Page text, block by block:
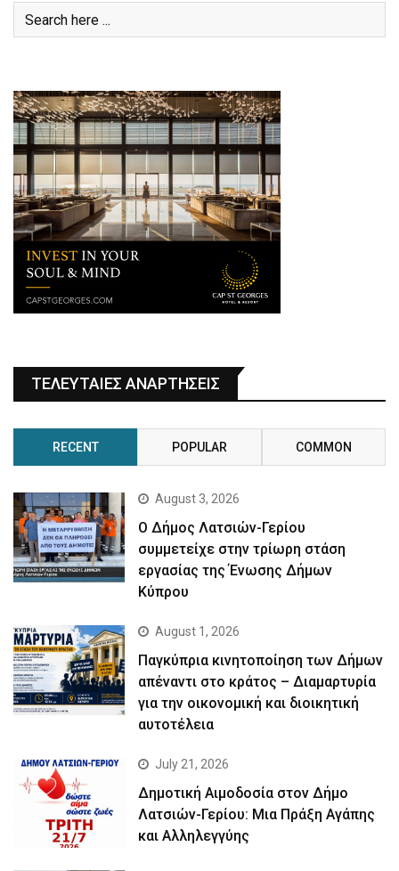
ΤΕΛΕΥΤΑΙΕΣ ΑΝΑΡΤΗΣΕΙΣ
RECENT POPULAR COMMON
August 3, 2026
Ο Δήμος Λατσιών-Γερίου
συμμετείχε στην τρίωρη στάση
εργασίας της Ένωσης Δήμων
Κύπρου
August 1, 2026
Παγκύπρια κινητοποίηση των Δήμων
απέναντι στο κράτος – Διαμαρτυρία
για την οικονομική και διοικητική
αυτοτέλεια
July 21, 2026
Δημοτική Αιμοδοσία στον Δήμο
Λατσιών-Γερίου: Μια Πράξη Αγάπης
και Αλληλεγγύης